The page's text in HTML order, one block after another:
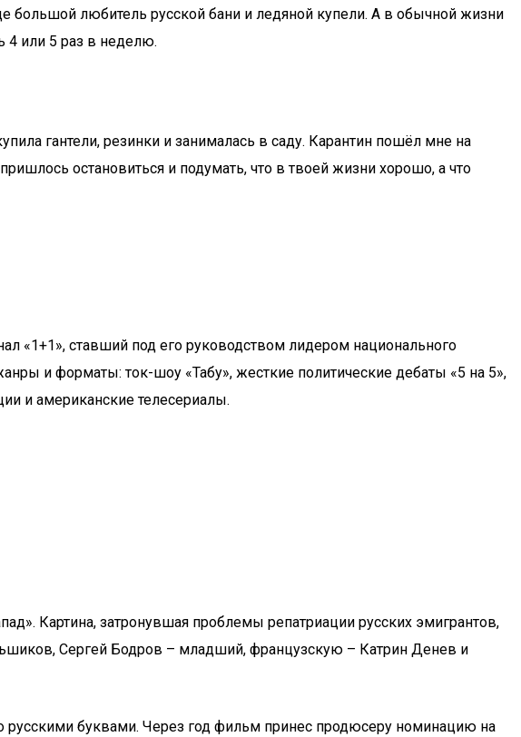
любитель русской бани и ледяной купели. А в обычной жизни
4 или 5 раз в неделю.
гантели, резинки и занималась в саду. Карантин пошёл мне на
остановиться и подумать, что в твоей жизни хорошо, а что
«1+1», ставший под его руководством лидером национального
и форматы: ток-шоу «Табу», жесткие политические дебаты «5 на 5»,
и американские телесериалы.
Картина, затронувшая проблемы репатриации русских эмигрантов,
Сергей Бодров – младший, французскую – Катрин Денев и
буквами. Через год фильм принес продюсеру номинацию на